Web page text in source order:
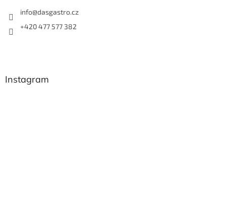
info@dasgastro.cz
+420 477 577 382
Instagram